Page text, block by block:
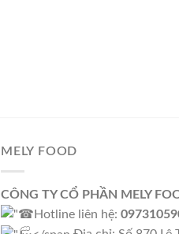
MELY FOOD
CÔNG TY CỔ PHẦN MELY
Hotline liên hệ: